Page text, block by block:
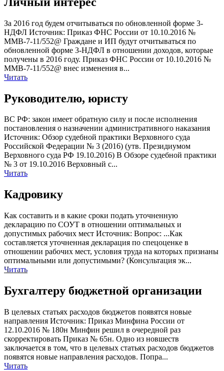
За 2016 год будем отчитываться по обновленной форме 3-
НДФЛ Источник: Приказ ФНС России от 10.10.2016 №
ММВ-7-11/552@ Граждане и ИП будут отчитываться по
обновленной форме 3-НДФЛ в отношении доходов, которые
получены в 2016 году. Приказ ФНС России от 10.10.2016 №
ММВ-7-11/552@ внес изменения в...
Читать
Руководителю, юристу
ВС РФ: закон имеет обратную силу и после исполнения
постановления о назначении административного наказания
Источник: Обзор судебной практики Верховного суда
Российской Федерации № 3 (2016) (утв. Президиумом
Верховного суда РФ 19.10.2016) В Обзоре судебной практики
№ 3 от 19.10.2016 Верховный с...
Читать
Кадровику
Как составить и в какие сроки подать уточненную
декларацию по СОУТ в отношении оптимальных и
допустимых рабочих мест Источник: Вопрос: ...Как
составляется уточненная декларация по спецоценке в
отношении рабочих мест, условия труда на которых признаны
оптимальными или допустимыми? (Консультация эк...
Читать
Бухгалтеру бюджетной организации
В целевых статьях расходов бюджетов появятся новые
направления Источник: Приказ Минфина России от
12.10.2016 № 180н Минфин решил в очередной раз
скорректировать Приказ № 65н. Одно из новшеств
заключается в том, что в целевых статьях расходов бюджетов
появятся новые направления расходов. Попра...
Читать